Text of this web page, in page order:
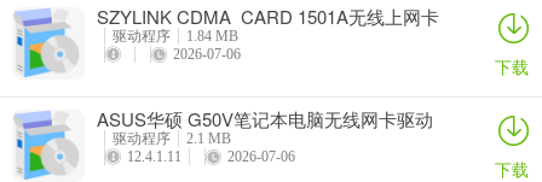
SZYLINK CDMA_CARD 1501A无线上网卡
驱动程序
1.84 MB
2026-07-06
下载
ASUS华硕 G50V笔记本电脑无线网卡驱动
驱动程序
2.1 MB
12.4.1.11
2026-07-06 下载